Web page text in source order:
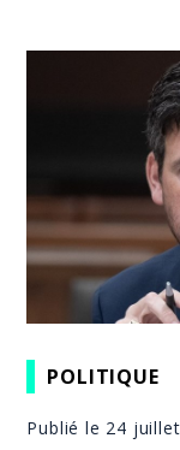
POLITIQUE
Publié le 24